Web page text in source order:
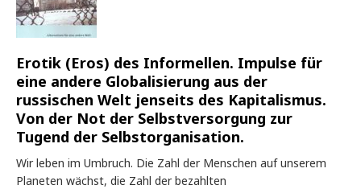
Erotik (Eros) des Informellen. Impulse für
eine andere Globalisierung aus der
russischen Welt jenseits des Kapitalismus.
Von der Not der Selbstversorgung zur
Tugend der Selbstorganisation.
Wir leben im Umbruch. Die Zahl der Menschen auf unserem
Planeten wächst, die Zahl der bezahlten